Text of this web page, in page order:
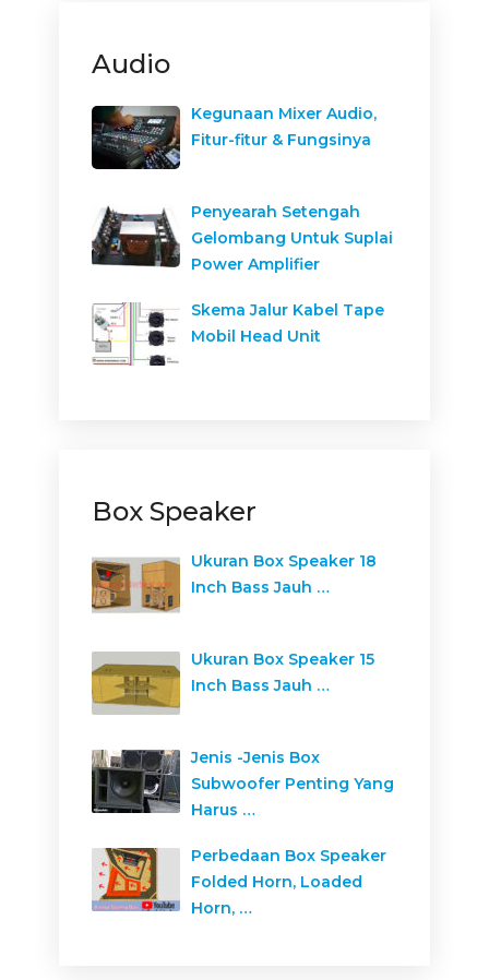
Audio
Kegunaan Mixer Audio,
Fitur-fitur & Fungsinya
Penyearah Setengah
Gelombang Untuk Suplai
Power Amplifier
Skema Jalur Kabel Tape
Mobil Head Unit
Box Speaker
Ukuran Box Speaker 18
Inch Bass Jauh …
Ukuran Box Speaker 15
Inch Bass Jauh …
Jenis -Jenis Box
Subwoofer Penting Yang
Harus …
Perbedaan Box Speaker
Folded Horn, Loaded
Horn, …